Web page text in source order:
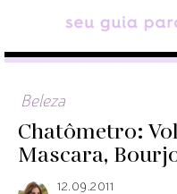
Beleza
Chatômetro:
Mascara,
12.09.2011